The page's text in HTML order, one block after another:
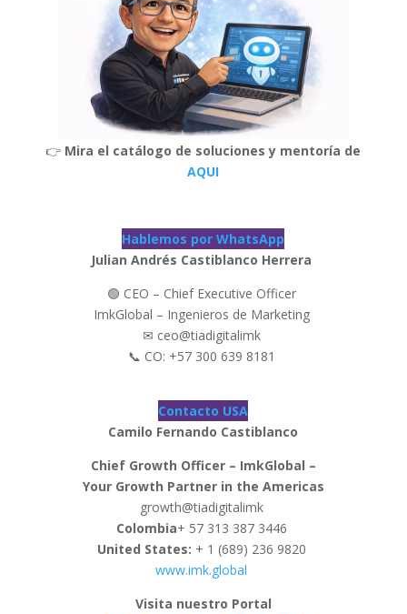
👉 Mira el catálogo de soluciones y mentoría de
AQUI
Hablemos por WhatsApp
Julian Andrés Castiblanco Herrera
🟢 CEO – Chief Executive Officer
ImkGlobal – Ingenieros de Marketing
✉ ceo@tiadigitalimk
📞 CO: +57 300 639 8181
Contacto USA
Camilo Fernando Castiblanco
Chief Growth Officer – ImkGlobal –
Your Growth Partner in the Americas
growth@tiadigitalimk
Colombia+ 57 313 387 3446
United States: + 1 (689) 236 9820
www.imk.global
Visita nuestro Portal